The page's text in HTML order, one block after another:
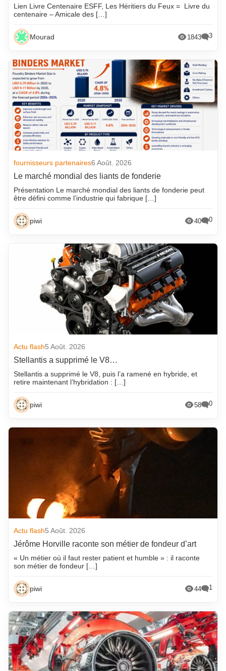
Lien Livre Centenaire ESFF, Les Héritiers du Feux = Livre du
centenaire – Amicale des […]
Mourad 1843 3
fournisseurs partenaires6 Août. 2026
Le marché mondial des liants de fonderie
Présentation Le marché mondial des liants de fonderie peut
être défini comme l’industrie qui fabrique […]
piwi 40 0
Actu flash5 Août. 2026
Stellantis a supprimé le V8…
Stellantis a supprimé le V8, puis l’a ramené en hybride, et
retire maintenant l’hybridation : […]
piwi 58 0
Actu flash5 Août. 2026
Jérôme Horville raconte son métier de fondeur d’art
« Un métier où il faut rester patient et humble » : il raconte
son métier de fondeur […]
piwi 44 1